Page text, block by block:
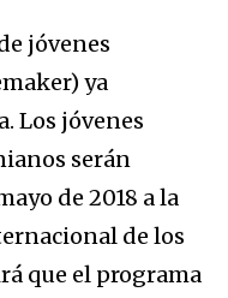
jóvenes
ya
Los jóvenes
serán
de 2018 a la
de los
que el programa